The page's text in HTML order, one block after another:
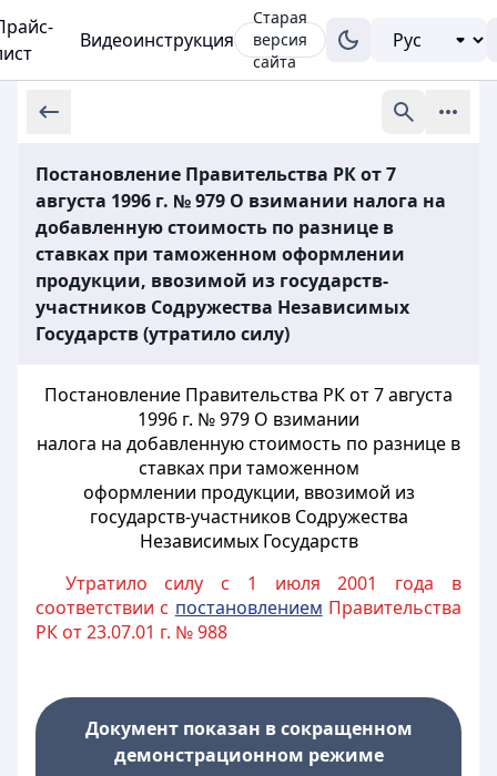
Видеоинструкция
Старая
версия
сайта
Постановление Правительства РК от 7
августа 1996 г. № 979 О взимании налога на
добавленную стоимость по разнице в
ставках при таможенном оформлении
продукции, ввозимой из государств-
участников Содружества Независимых
Государств (утратило силу)
Постановление Правительства РК от 7 августа
1996 г. № 979 О взимании
налога на добавленную стоимость по разнице в
ставках при таможенном
оформлении продукции, ввозимой из
государств-участников Содружества
Независимых Государств
Утратило силу с 1 июля 2001 года в
соответствии с постановлением Правительства
РК от 23.07.01 г. № 988
Документ показан в сокращенном
демонстрационном режиме